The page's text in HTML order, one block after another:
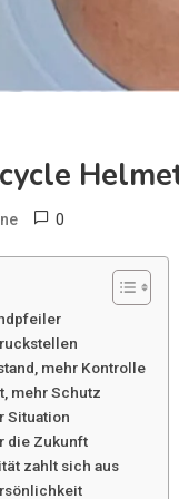
0
mehr Kontrolle
mehr Schutz
Situation
die Zukunft
zahlt sich aus